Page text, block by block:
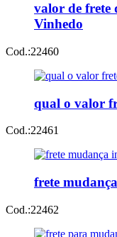
valor de frete
Vinhedo
Cod.:22460
qual o valor
Cod.:22461
frete
Cod.:22462